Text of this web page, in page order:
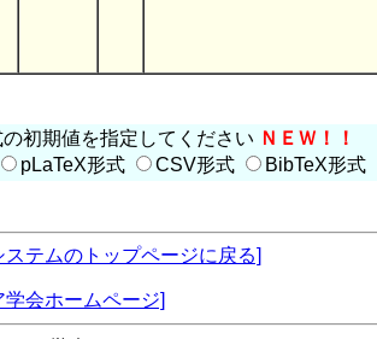
初期値を指定してください ＮＥＷ！！
pLaTeX形式 CSV形式 BibTeX形式
テムのトップページに戻る]
会ホームページ]